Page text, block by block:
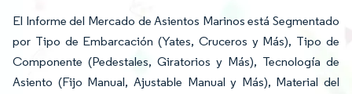
El Informe del Mercado de Asientos Marinos está Segmentado
por Tipo de Embarcación (Yates, Cruceros y Más), Tipo de
Componente (Pedestales, Giratorios y Más), Tecnología de
Asiento (Fijo Manual, Ajustable Manual y Más), Material del